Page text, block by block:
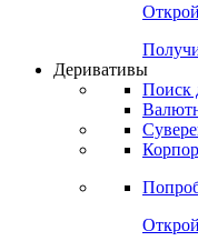
Деривативы
Поиск